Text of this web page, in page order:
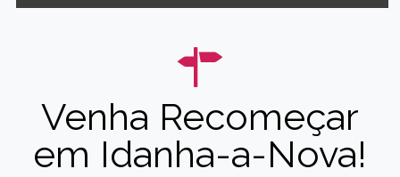
Venha Recomeçar
em Idanha-a-Nova!